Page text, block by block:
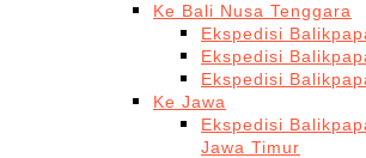
Ke Bali Nusa Tenggara
Ekspedisi
Ekspedisi
Ekspedisi
Ke Jawa
Ekspedisi
Jawa Timur